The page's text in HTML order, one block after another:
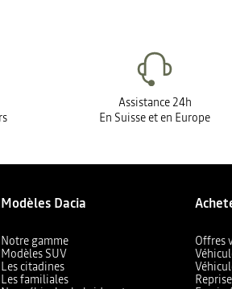
Assistance 24h
En Suisse et en Europe
Modèles Dacia
Notre gamme
Modèles SUV
Les citadines
Les familiales
Offres